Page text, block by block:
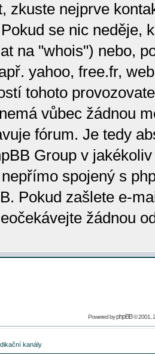
zkuste nejprve
se nic neděje,
na "whois") nebo,
yahoo, free.fr,
tohoto
vůbec žádnou
fórum. Je tedy
Group v
spojený s
Pokud zašlete e-
žádnou
Powered byphpBB© 2001,
kanály